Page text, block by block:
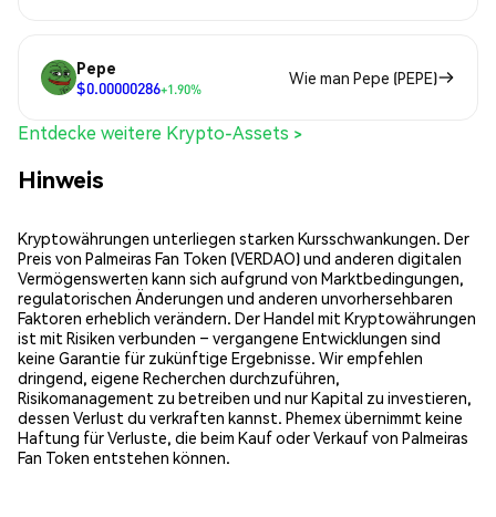
Pepe
$0.00000286+1.90%
Wie man Pepe (PEPE)
Entdecke weitere Krypto-Assets >
Hinweis
Kryptowährungen unterliegen starken Kursschwankungen. Der
Preis von Palmeiras Fan Token (VERDAO) und anderen digitalen
Vermögenswerten kann sich aufgrund von Marktbedingungen,
regulatorischen Änderungen und anderen unvorhersehbaren
Faktoren erheblich verändern. Der Handel mit Kryptowährungen
ist mit Risiken verbunden – vergangene Entwicklungen sind
keine Garantie für zukünftige Ergebnisse. Wir empfehlen
dringend, eigene Recherchen durchzuführen,
Risikomanagement zu betreiben und nur Kapital zu investieren,
dessen Verlust du verkraften kannst. Phemex übernimmt keine
Haftung für Verluste, die beim Kauf oder Verkauf von Palmeiras
Fan Token entstehen können.